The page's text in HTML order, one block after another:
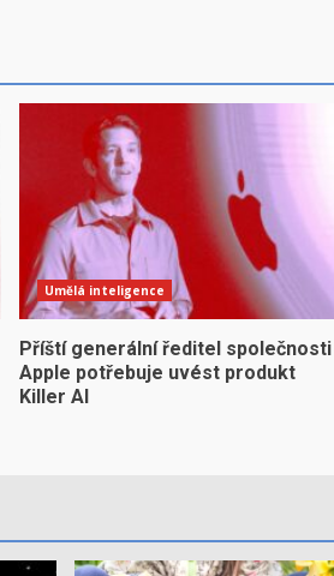
Umělá inteligence
Příští generální ředitel společnosti
Apple potřebuje uvést produkt
Killer AI